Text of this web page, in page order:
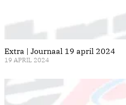
Extra | Journaal 19 april 2024
19 APRIL 2024